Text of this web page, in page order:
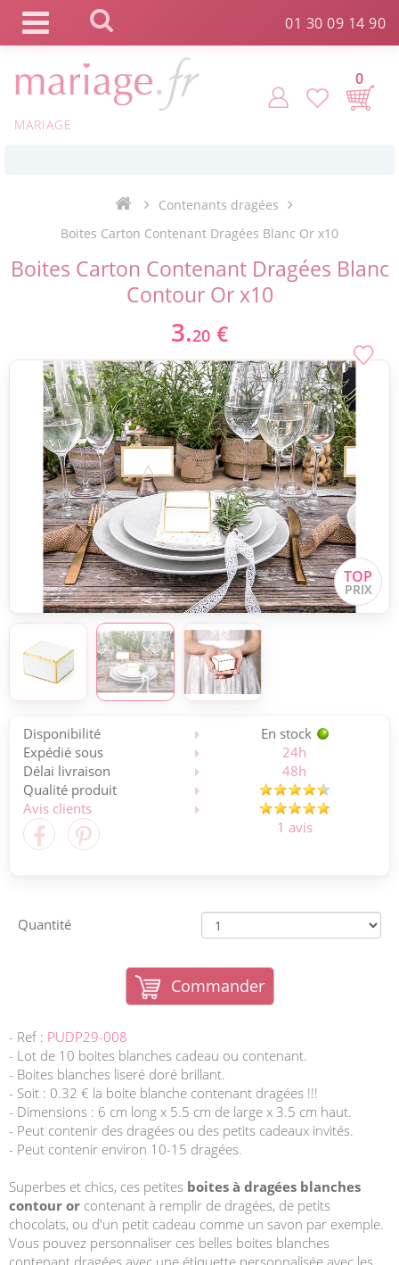
01 30 09 14 90
MARIAGE
0
Livraison point relais gratuit dès 89 € !*
Payez votre commande en 4X sans frais
Contenants dragées
Boites Carton Contenant Dragées Blanc Or x10
Boites Carton Contenant Dragées Blanc
Contour Or x10
3.20 €
Disponibilité
En stock
Expédié sous
24h
Délai livraison
48h
Qualité produit
Avis clients
1 avis
Quantité
Commander
- Ref : PUDP29-008
- Lot de 10 boites blanches cadeau ou contenant.
- Boites blanches liseré doré brillant.
- Soit : 0.32 € la boite blanche contenant dragées !!!
- Dimensions : 6 cm long x 5.5 cm de large x 3.5 cm haut.
- Peut contenir des dragées ou des petits cadeaux invités.
- Peut contenir environ 10-15 dragées.
Superbes et chics, ces petites boites à dragées blanches
contour or contenant à remplir de dragées, de petits
chocolats, ou d'un petit cadeau comme un savon par exemple.
Vous pouvez personnaliser ces belles boites blanches
Panneau de gestion des cookies